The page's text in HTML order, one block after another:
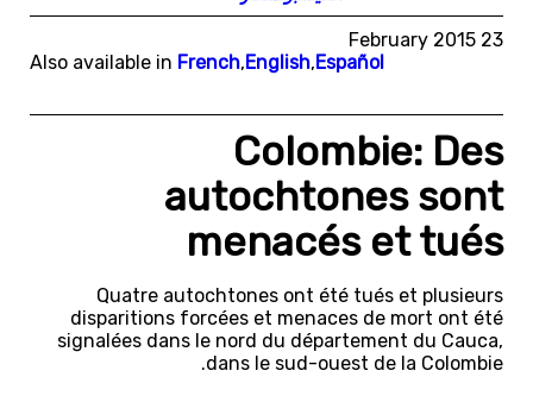
23 February 2015
Also available in French,English,Español
Colombie: Des
autochtones sont
menacés et tués
Quatre autochtones ont été tués et plusieurs
disparitions forcées et menaces de mort ont été
signalées dans le nord du département du Cauca,
dans le sud-ouest de la Colombie.